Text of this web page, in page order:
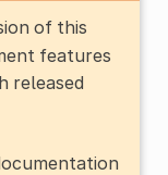
of this
features
released